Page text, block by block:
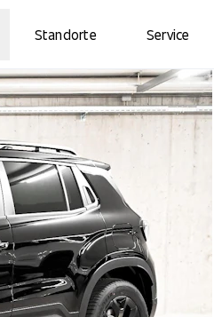
Standorte Service